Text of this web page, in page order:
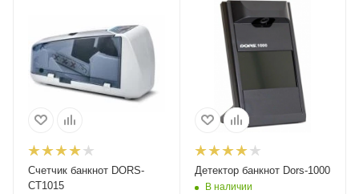
Счетчик банкнот DORS-
CT1015
Детектор банкнот Dors-1000
В наличии